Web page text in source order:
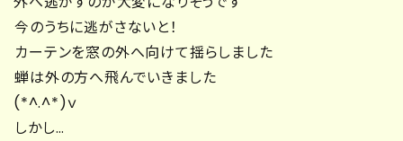
今のうちに逃がさないと！
カーテンを窓の外へ向けて揺らしました
蝉は外の方へ飛んでいきました
(*^.^*)ｖ
しかし…